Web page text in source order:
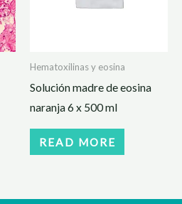
Hematoxilinas y eosina
Solución madre de eosina
naranja 6 x 500 ml
READ MORE